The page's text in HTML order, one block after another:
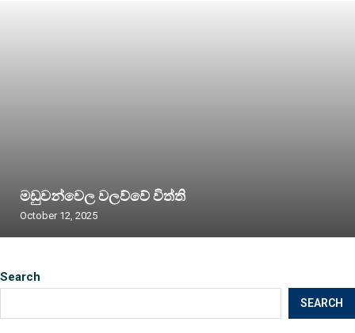
Search
SEARCH
මඩුවන්වෙල වලව්වේ විත්ති
October 12, 2025